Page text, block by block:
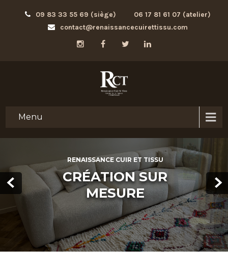
09 83 33 55 69 (siège)
06 17 81 61 07 (atelier)
contact@renaissancecuirettissu.com
Menu
RENAISSANCE CUIR ET TISSU
CRÉATION SUR
MESURE